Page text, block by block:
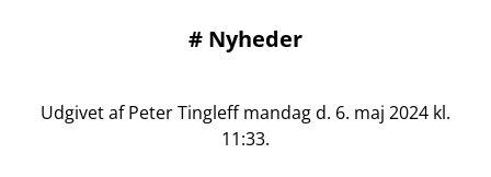
# Nyheder
Udgivet af Peter Tingleff mandag d. 6. maj 2024 kl.
11:33.